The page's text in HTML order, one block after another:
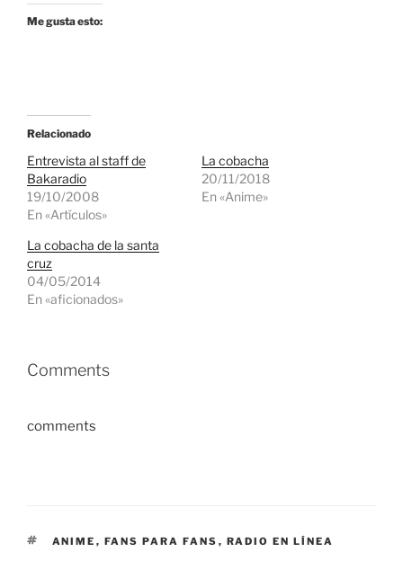
Me gusta esto:
Relacionado
Entrevista al staff de
Bakaradio
19/10/2008
En «Artículos»
La cobacha
20/11/2018
En «Anime»
La cobacha de la santa
cruz
04/05/2014
En «aficionados»
Comments
comments
ETIQUETAS
ANIME , FANS PARA FANS , RADIO EN LÍNEA